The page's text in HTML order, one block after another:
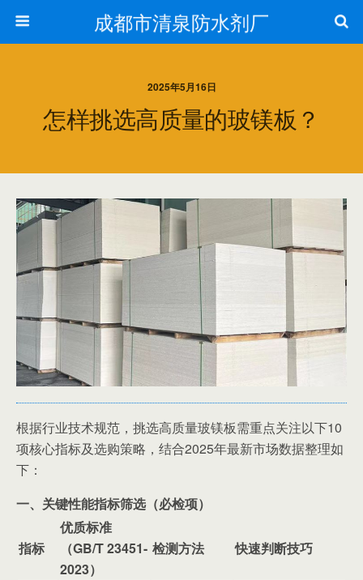
成都市清泉防水剂厂
2025年5月16日
怎样挑选高质量的玻镁板？
根据行业技术规范，挑选高质量玻镁板需重点关注以下10
项核心指标及选购策略，结合2025年最新市场数据整理如
下：
一、关键性能指标筛选（必检项）
指标
优质标准
（GB/T 23451-
2023）
检测方法 快速判断技巧